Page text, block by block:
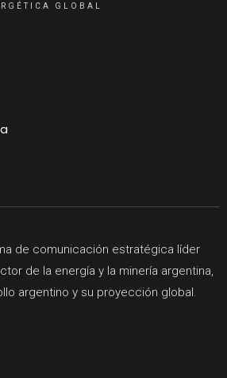
GLOBAL
de comunicación estratégica líder
de la energía y la minería argentina,
argentino y su proyección global.